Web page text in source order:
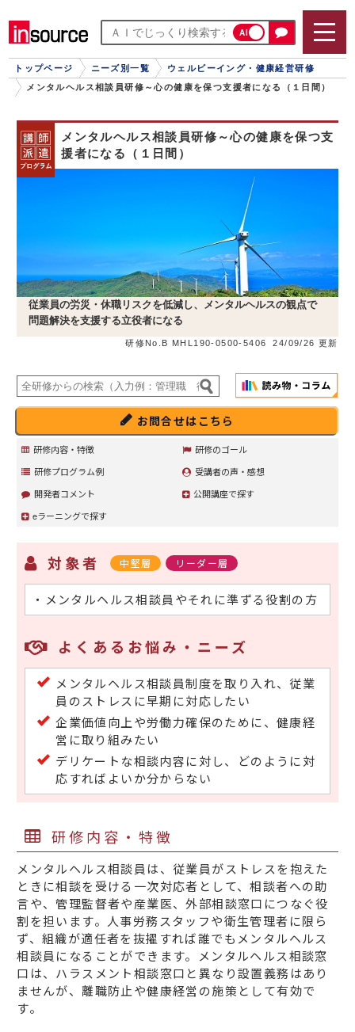
AI
トップページ ニーズ別一覧
ウェルビーイング・健康経営研修
メンタルヘルス相談員研修～心の健康を保つ支援者になる（１日間）
メンタルヘルス相談員研修～心の健康を保つ支
援者になる（１日間）
従業員の労災・休職リスクを低減し、メンタルヘルスの観点で
問題解決を支援する立役者になる
研修No.B MHL190-0500-5406 24/09/26 更新
お問合せはこちら
研修内容・特徴
研修のゴール
研修プログラム例
受講者の声・感想
開発者コメント
公開講座で探す
eラーニングで探す
対象者 中堅層 リーダー層
・メンタルヘルス相談員やそれに準ずる役割の方
よくあるお悩み・ニーズ
メンタルヘルス相談員制度を取り入れ、従業
員のストレスに早期に対応したい
企業価値向上や労働力確保のために、健康経
営に取り組みたい
デリケートな相談内容に対し、どのように対
応すればよいか分からない
研修内容・特徴
メンタルヘルス相談員は、従業員がストレスを抱えた
ときに相談を受ける一次対応者として、相談者への助
言や、管理監督者や産業医、外部相談窓口につなぐ役
割を担います。人事労務スタッフや衛生管理者に限ら
ず、組織が適任者を抜擢すれば誰でもメンタルヘルス
相談員になることができます。メンタルヘルス相談窓
口は、ハラスメント相談窓口と異なり設置義務はあり
ませんが、離職防止や健康経営の施策として有効で
す。